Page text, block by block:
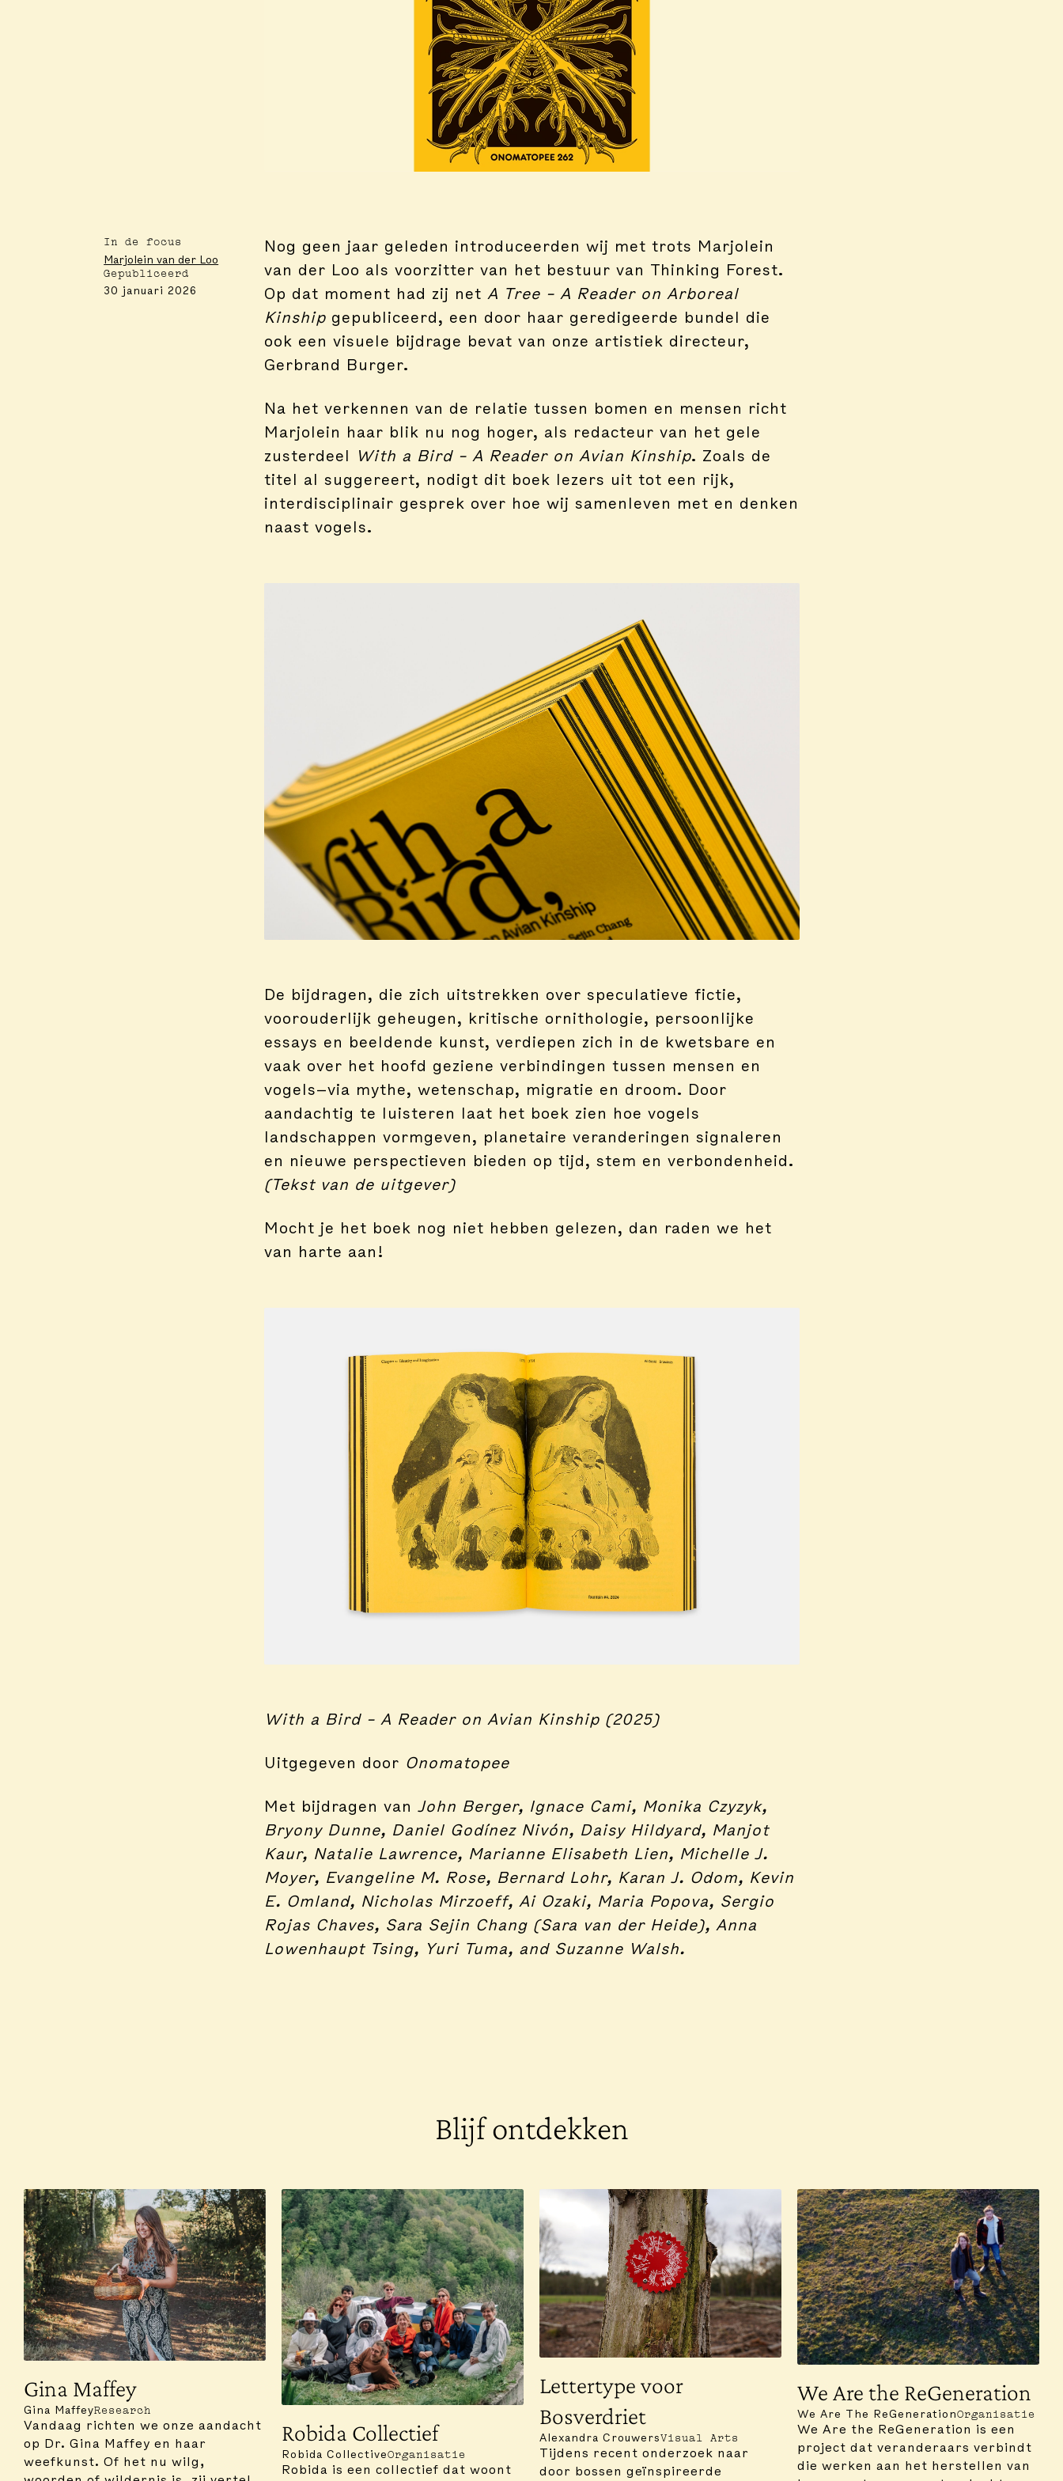
In de focus
Marjolein van der Loo
Gepubliceerd
30 januari 2026
Nog geen jaar geleden introduceerden wij met trots Marjolein
van der Loo als voorzitter van het bestuur van Thinking Forest.
Op dat moment had zij net A Tree – A Reader on Arboreal
Kinshipgepubliceerd, een door haar geredigeerde bundel die
ook een visuele bijdrage bevat van onze artistiek directeur,
Gerbrand Burger.
Na het verkennen van de relatie tussen bomen en mensen richt
Marjolein haar blik nu nog hoger, als redacteur van het gele
zusterdeel With a Bird – A Reader on Avian Kinship. Zoals de
titel al suggereert, nodigt dit boek lezers uit tot een rijk,
interdisciplinair gesprek over hoe wij samenleven met en denken
naast vogels.
De bijdragen, die zich uitstrekken over speculatieve fictie,
voorouderlijk geheugen, kritische ornithologie, persoonlijke
essays en beeldende kunst, verdiepen zich in de kwetsbare en
vaak over het hoofd geziene verbindingen tussen mensen en
vogels—via mythe, wetenschap, migratie en droom. Door
aandachtig te luisteren laat het boek zien hoe vogels
landschappen vormgeven, planetaire veranderingen signaleren
en nieuwe perspectieven bieden op tijd, stem en verbondenheid.
(Tekst van de uitgever)
Mocht je het boek nog niet hebben gelezen, dan raden we het
van harte aan!
With a Bird – A Reader on Avian Kinship (2025)
Uitgegeven door Onomatopee
Met bijdragen van John Berger, Ignace Cami, Monika Czyzyk,
Bryony Dunne, Daniel Godínez Nivón, Daisy Hildyard, Manjot
Kaur, Natalie Lawrence, Marianne Elisabeth Lien, Michelle J.
Moyer, Evangeline M. Rose, Bernard Lohr, Karan J. Odom, Kevin
E. Omland, Nicholas Mirzoeff, Ai Ozaki, Maria Popova, Sergio
Rojas Chaves, Sara Sejin Chang (Sara van der Heide), Anna
Lowenhaupt Tsing, Yuri Tuma, and Suzanne Walsh.
Blijf ontdekken
Gina Maffey
Gina MaffeyResearch
Vandaag richten we onze aandacht
op Dr. Gina Maffey en haar
weefkunst. Of het nu wilg,
Robida Collectief
Robida CollectiveOrganisatie
Robida is een collectief dat woont
Lettertype voor
Bosverdriet
Alexandra CrouwersVisual Arts
Tijdens recent onderzoek naar
door bossen geïnspireerde
We Are the ReGeneration
We Are The ReGenerationOrganisatie
We Are the ReGeneration is een
project dat veranderaars verbindt
die werken aan het herstellen van